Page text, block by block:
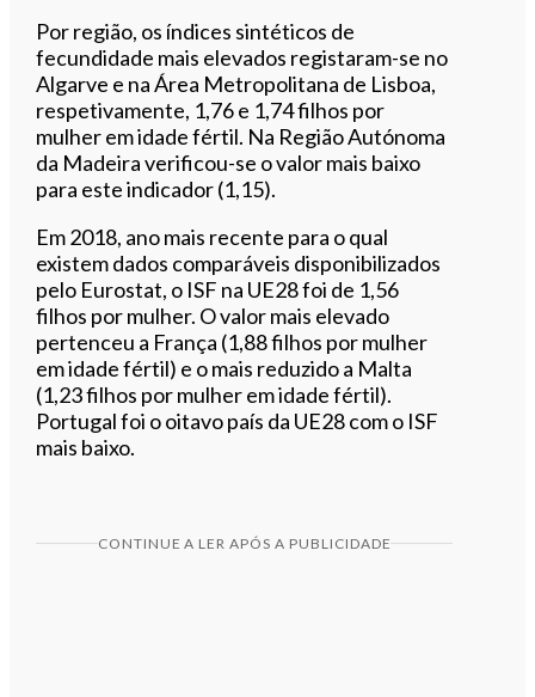
Por região, os índices sintéticos de
fecundidade mais elevados registaram-se no
Algarve e na Área Metropolitana de Lisboa,
respetivamente, 1,76 e 1,74 filhos por
mulher em idade fértil. Na Região Autónoma
da Madeira verificou-se o valor mais baixo
para este indicador (1,15).
Em 2018, ano mais recente para o qual
existem dados comparáveis disponibilizados
pelo Eurostat, o ISF na UE28 foi de 1,56
filhos por mulher. O valor mais elevado
pertenceu a França (1,88 filhos por mulher
em idade fértil) e o mais reduzido a Malta
(1,23 filhos por mulher em idade fértil).
Portugal foi o oitavo país da UE28 com o ISF
mais baixo.
CONTINUE A LER APÓS A PUBLICIDADE